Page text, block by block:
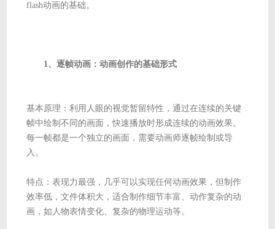
flash动画的基础。
1、逐帧动画：动画创作的基础形式
基本原理：利用人眼的视觉暂留特性，通过在连续的关键
帧中绘制不同的画面，快速播放时形成连续的动画效果。
每一帧都是一个独立的画面，需要动画师逐帧绘制或导
入。
特点：表现力最强，几乎可以实现任何动画效果，但制作
效率低，文件体积大，适合制作细节丰富、动作复杂的动
画，如人物表情变化、复杂的物理运动等。